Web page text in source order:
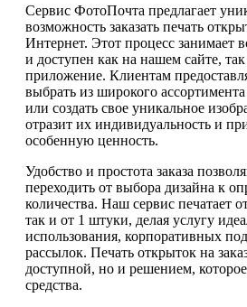
Сервис ФотоПочта предлагает
возможность заказать печать
Интернет. Этот процесс занимает
и доступен как на нашем сайте,
приложение. Клиентам
выбрать из широкого
или создать свое уникальное
отразит их индивидуальность и
особенную ценность.
Удобство и простота заказа
переходить от выбора дизайна к
количества. Наш сервис печатает
так и от 1 штуки, делая услугу
использования, корпоративных
рассылок. Печать открыток на
доступной, но и решением,
средства.